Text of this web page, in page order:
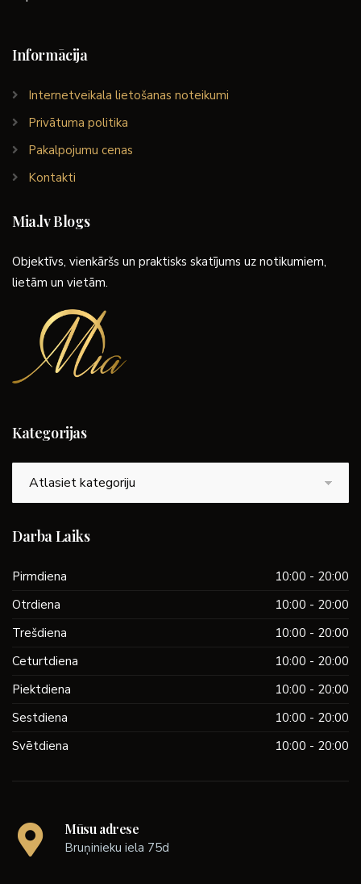
Informācija
Internetveikala lietošanas noteikumi
Privātuma politika
Pakalpojumu cenas
Kontakti
Mia.lv Blogs
Objektīvs, vienkāršs un praktisks skatījums uz notikumiem,
lietām un vietām.
Kategorijas
Darba Laiks
Pirmdiena
10:00 - 20:00
Otrdiena
10:00 - 20:00
Trešdiena
10:00 - 20:00
Ceturtdiena
10:00 - 20:00
Piektdiena
10:00 - 20:00
Sestdiena
10:00 - 20:00
Svētdiena
10:00 - 20:00
Mūsu adrese
Bruņinieku iela 75d